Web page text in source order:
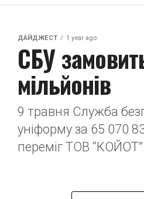
ДАЙДЖЕСТ 1 year ago
СБУ
мільйонів
9 травня Служба
уніформу за 65 070
переміг ТОВ